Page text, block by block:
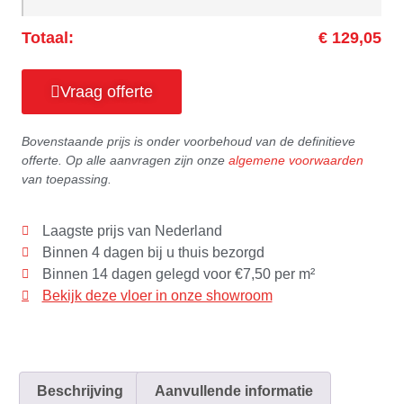
Totaal: € 129,05
Vraag offerte
Bovenstaande prijs is onder voorbehoud van de definitieve
offerte. Op alle aanvragen zijn onze algemene voorwaarden
van toepassing.
Laagste prijs van Nederland
Binnen 4 dagen bij u thuis bezorgd
Binnen 14 dagen gelegd voor €7,50 per m²
Bekijk deze vloer in onze showroom
Beschrijving Aanvullende informatie